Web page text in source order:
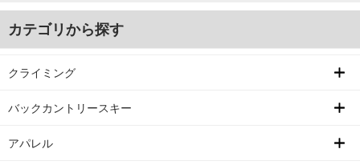
カテゴリから探す
クライミング
バックカントリースキー
アパレル